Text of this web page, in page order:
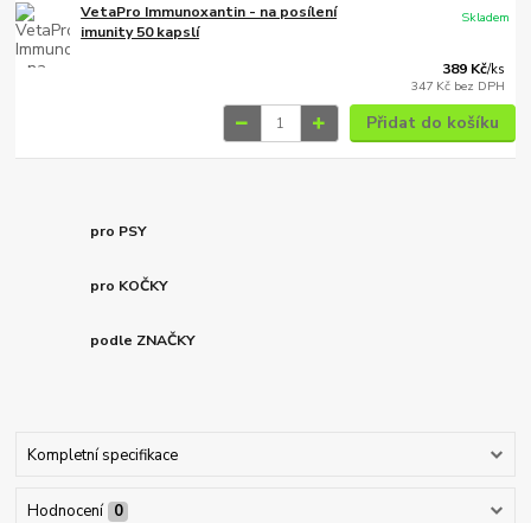
VetaPro Immunoxantin - na posílení
imunity 50 kapslí
389 Kč/ks
347 Kč bez DPH
Skladem
Přidat do košíku
pro PSY
pro KOČKY
podle ZNAČKY
Kompletní specifikace
Hodnocení 0